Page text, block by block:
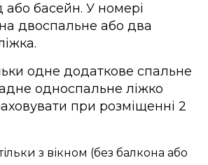
басейн. У номері
двоспальне або два
одне додаткове спальне
односпальне ліжко
при розміщенні 2
з вікном (без балкона або